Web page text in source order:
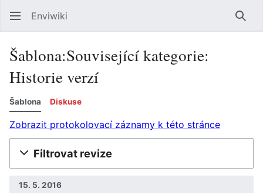
Enviwiki
Šablona:Související kategorie:
Historie verzí
Šablona Diskuse
Zobrazit protokolovací záznamy k této stránce
Filtrovat revize
15. 5. 2016